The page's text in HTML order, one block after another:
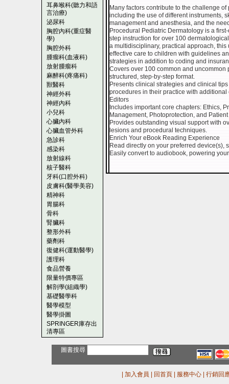
耳鼻喉科(聽力和語
言治療)
泌尿科
胸腔內科(重症醫
學)
胸腔外科
腫瘤科(血液科)
放射腫瘤科
麻醉科(疼痛科)
獸醫科
神經外科
神經內科
小兒科
心臟內科
心臟血管外科
急診科
感染科
放射線科
核子醫科
牙科(口腔外科)
皮膚科(醫學美容)
精神科
胃腸科
骨科
腎臟科
整形外科
藥劑科
復健科(運動醫學)
護理科
食品營養
限量特價專區
解剖學(組織學)
基礎醫學科
醫學模型
醫學掛圖
SPRINGER庫存出
清專區
Many factors contribute to the challenge
including the use of different instruments,
management and anesthesia, and the
Procedural Pediatric Dermatology is a
step instruction for over 100
a multidisciplinary, practical approach,
effective care to children with guidelines
strategies in addition to coding and
Covers over 100 common and
structured, step-by-step format.
Presents clinical strategies and clinical
procedures in their practice with
Editors
Includes important core chapters: Ethics,
Management, Photoprotection, and
Provides outstanding visual support with
lesions and procedural techniques.
Enrich Your eBook Reading Experience
Read directly on your preferred device(s),
Easily convert to audiobook, powering
圖書搜尋
加入會員 回首頁 服務中心
行銷回